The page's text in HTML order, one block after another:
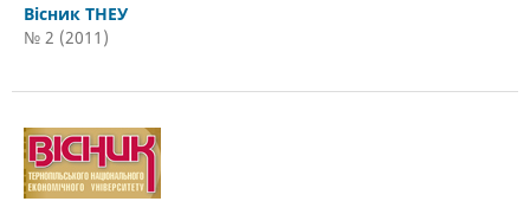
Вісник ТНЕУ
№ 2 (2011)